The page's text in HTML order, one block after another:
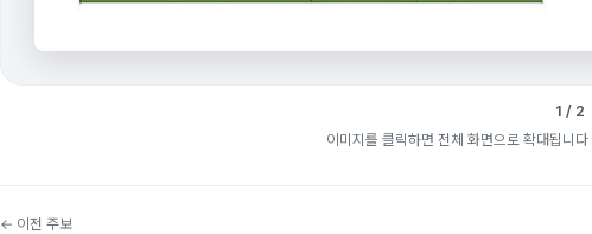
1 / 2
이미지를 클릭하면 전체 화면으로 확대됩니다
← 이전 주보